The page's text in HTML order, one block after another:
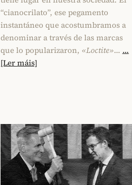
“cianocrilato”, ese pegamento
instantáneo que acostumbramos a
denominar a través de las marcas
que lo popularizaron, «Loctite»… ...
[Ler máis]